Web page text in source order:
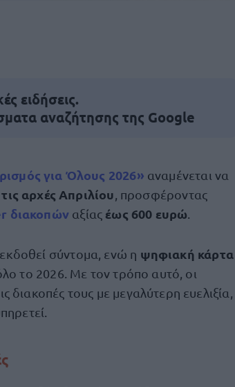
ειδήσεις.
αναζήτησης της Google
για Όλους 2026» αναμένεται να
αρχές Απριλίου , προσφέροντας
διακοπών αξίας έως 600 ευρώ
σύντομα, ενώ η ψηφιακή κάρτα
το 2026. Με τον τρόπο αυτό, οι
τους με μεγαλύτερη ευελιξία,